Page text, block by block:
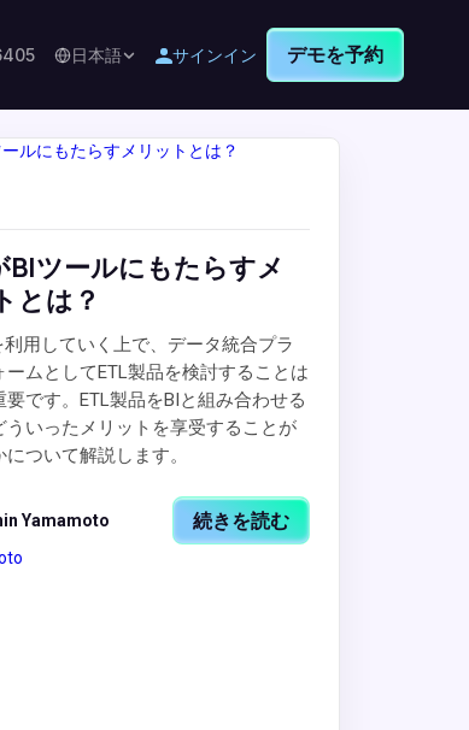
日本語 サインイン デモを予約
BIツールにもたらすメ
とは？
利用していく上で、データ統合プラ
ームとしてETL製品を検討することは
要です。ETL製品をBIと組み合わせる
ういったメリットを享受することが
について解説します。
Yamamoto 続きを読む